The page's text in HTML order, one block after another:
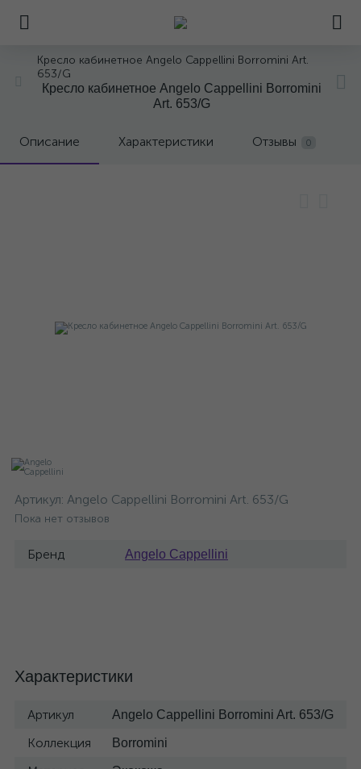
Кресло кабинетное Angelo Cappellini Borromini Art.
653/G
Кресло кабинетное Angelo Cappellini Borromini
Art. 653/G
Описание Характеристики Отзывы 0
Артикул: Angelo Cappellini Borromini Art. 653/G
Пока нет отзывов
Бренд Angelo Cappellini
Характеристики
Артикул Angelo Cappellini Borromini Art. 653/G
Коллекция Borromini